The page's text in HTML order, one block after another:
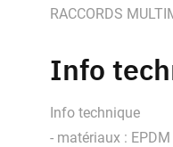
RACCORDS
Info
Info technique
- matériaux :